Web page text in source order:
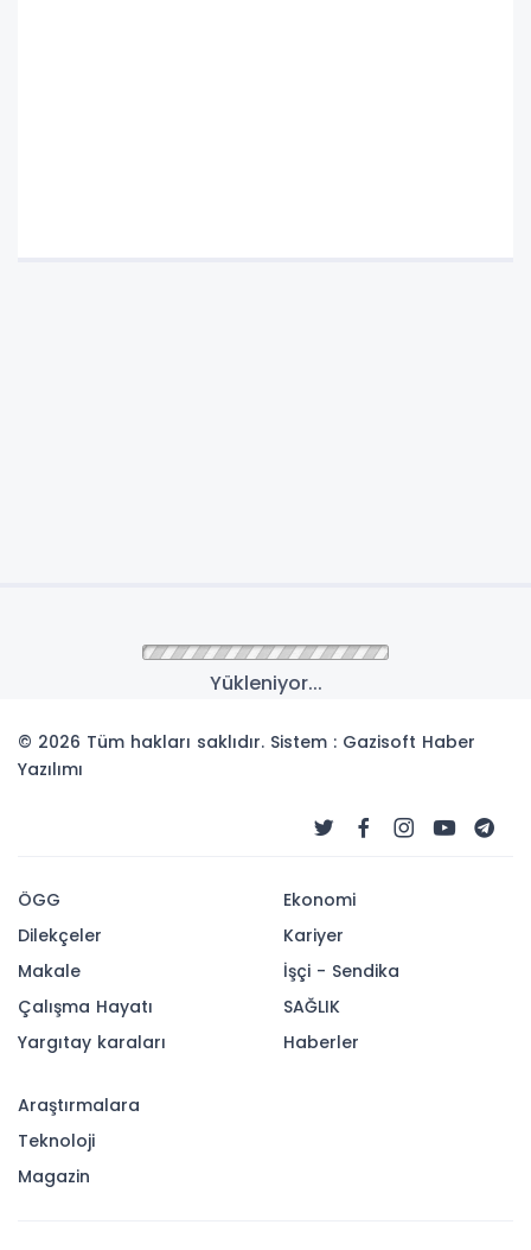
Yükleniyor...
© 2026 Tüm hakları saklıdır. Sistem : Gazisoft Haber
Yazılımı
ÖGG
Dilekçeler
Makale
Çalışma Hayatı
Yargıtay karaları
Ekonomi
Kariyer
İşçi - Sendika
SAĞLIK
Haberler
Araştırmalara
Teknoloji
Magazin